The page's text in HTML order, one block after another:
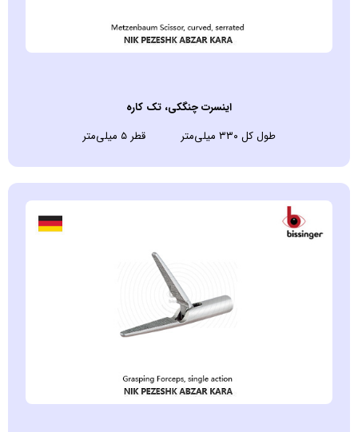
اينسرت چنگکی، تک کاره
طول کل ۳۳۰ میلی‌متر قطر ۵ میلی‌متر